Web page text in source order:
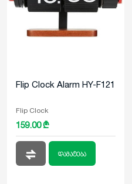
Flip Clock Alarm HY-F121
Flip Clock
159.00 ₾
დამატება